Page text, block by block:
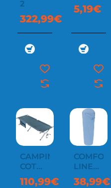
2
322,99€
5,19€
CAMPING
COT
RESCUE
110,99€
COMFORT
LINER
MUMMY
38,99€